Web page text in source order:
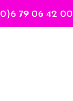
79 06 42 00